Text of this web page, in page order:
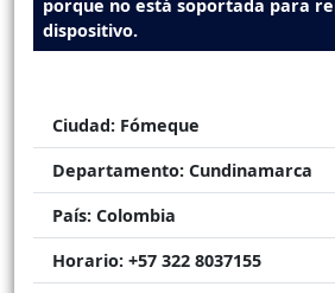
porque no está soportada para
dispositivo.
Ciudad: Fómeque
Departamento: Cundinamarca
País: Colombia
Horario: +57 322 8037155